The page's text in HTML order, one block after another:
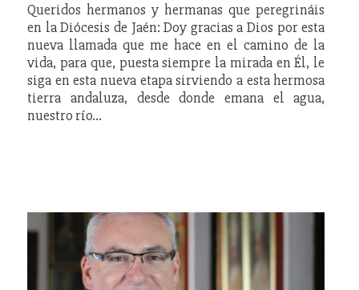
Queridos hermanos y hermanas que peregrináis
en la Diócesis de Jaén: Doy gracias a Dios por esta
nueva llamada que me hace en el camino de la
vida, para que, puesta siempre la mirada en Él, le
siga en esta nueva etapa sirviendo a esta hermosa
tierra andaluza, desde donde emana el agua,
nuestro río…